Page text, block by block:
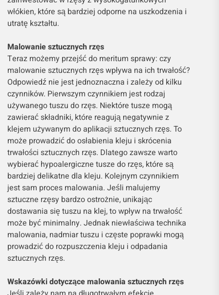
włókien, które są bardziej odporne na uszkodzenia i
utratę kształtu.
Malowanie sztucznych rzęs
Teraz możemy przejść do meritum sprawy: czy
malowanie sztucznych rzęs wpływa na ich trwałość?
Odpowiedź nie jest jednoznaczna i zależy od kilku
czynników. Pierwszym czynnikiem jest rodzaj
używanego tuszu do rzęs. Niektóre tusze mogą
zawierać składniki, które reagują negatywnie z
klejem używanym do aplikacji sztucznych rzęs. To
może prowadzić do osłabienia kleju i skrócenia
trwałości sztucznych rzęs. Dlatego zawsze warto
wybierać hypoalergiczne tusze do rzęs, które są
bardziej delikatne dla kleju. Kolejnym czynnikiem
jest sam proces malowania. Jeśli malujemy
sztuczne rzęsy bardzo ostrożnie, unikając
dostawania się tuszu na klej, to wpływ na trwałość
może być minimalny. Jednak niewłaściwa technika
malowania, nadmiar tuszu i częste poprawki mogą
prowadzić do rozpuszczenia kleju i odpadania
sztucznych rzęs.
Wskazówki dotyczące malowania sztucznych rzęs